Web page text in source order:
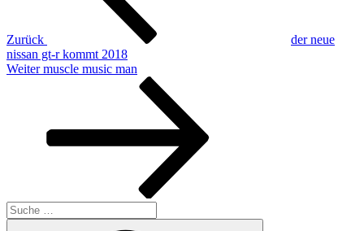
Zurück
der neue
nissan gt-r kommt 2018
Nächster
Weiter muscle music man
Suche
nach: